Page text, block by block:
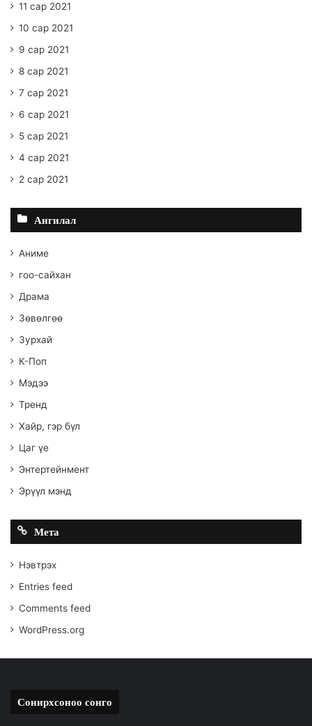
11 сар 2021
10 сар 2021
9 сар 2021
8 сар 2021
7 сар 2021
6 сар 2021
5 сар 2021
4 сар 2021
2 сар 2021
Ангилал
Аниме
гоо-сайхан
Драма
Зөвөлгөө
Зурхай
К-Поп
Мэдээ
Тренд
Хайр, гэр бүл
Цаг үе
Энтертейнмент
Эрүүл мэнд
Мета
Нэвтрэх
Entries feed
Comments feed
WordPress.org
Сонирхсоноо сонго